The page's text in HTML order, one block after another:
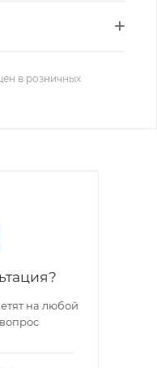
в розничных
на любой